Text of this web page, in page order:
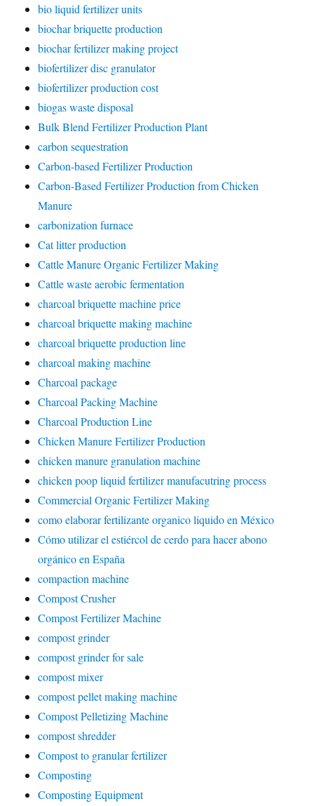
bio liquid fertilizer units
biochar briquette production
biochar fertilizer making project
biofertilizer disc granulator
biofertilizer production cost
biogas waste disposal
Bulk Blend Fertilizer Production Plant
carbon sequestration
Carbon-based Fertilizer Production
Carbon-Based Fertilizer Production from Chicken
Manure
carbonization furnace
Cat litter production
Cattle Manure Organic Fertilizer Making
Cattle waste aerobic fermentation
charcoal briquette machine price
charcoal briquette making machine
charcoal briquette production line
charcoal making machine
Charcoal package
Charcoal Packing Machine
Charcoal Production Line
Chicken Manure Fertilizer Production
chicken manure granulation machine
chicken poop liquid fertilizer manufacutring process
Commercial Organic Fertilizer Making
como elaborar fertilizante organico liquido en México
Cómo utilizar el estiércol de cerdo para hacer abono
orgánico en España
compaction machine
Compost Crusher
Compost Fertilizer Machine
compost grinder
compost grinder for sale
compost mixer
compost pellet making machine
Compost Pelletizing Machine
compost shredder
Compost to granular fertilizer
Composting
Composting Equipment